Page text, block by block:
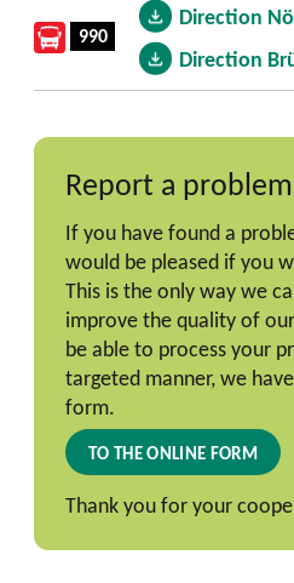
990
Direction
Direction
Report a problem
If you have found a
would be pleased if you
This is the only way we
improve the quality of
be able to process your
targeted manner, we
form.
TO THE ONLINE FORM
Thank you for your